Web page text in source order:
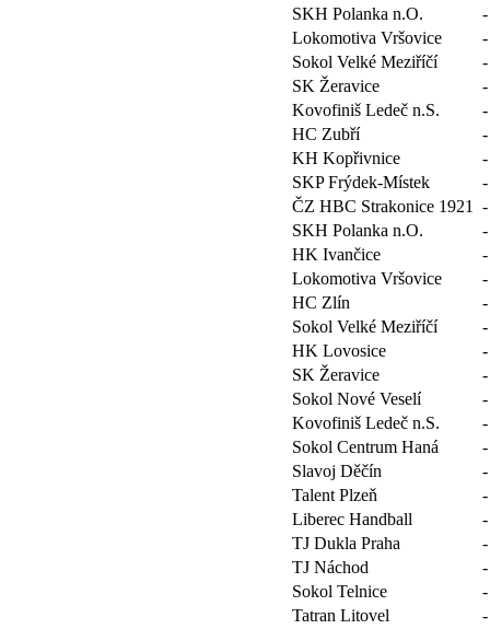
SKH Polanka n.O.
Lokomotiva Vršovice
Sokol Velké Meziříčí
SK Žeravice
Kovofiniš Ledeč n.S.
HC Zubří
KH Kopřivnice
SKP Frýdek-Místek
ČZ HBC Strakonice 1921
SKH Polanka n.O.
HK Ivančice
Lokomotiva Vršovice
HC Zlín
Sokol Velké Meziříčí
HK Lovosice
SK Žeravice
Sokol Nové Veselí
Kovofiniš Ledeč n.S.
Sokol Centrum Haná
Slavoj Děčín
Talent Plzeň
Liberec Handball
TJ Dukla Praha
TJ Náchod
Sokol Telnice
Tatran Litovel